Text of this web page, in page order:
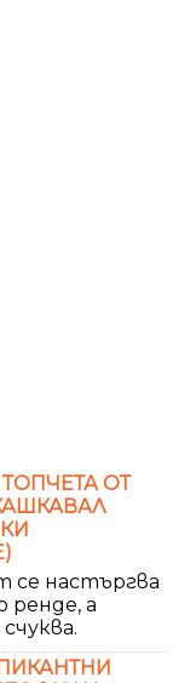
ОТ
се настъргва
ренде, а